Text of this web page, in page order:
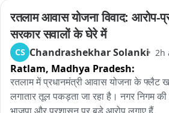
रतलाम आवास योजना विवाद: आरोप-
सरकार सवालों के घेरे में
CS Chandrashekhar Solanki 2h
Ratlam, Madhya Pradesh:
रतलाम में प्रधानमंत्री आवास योजना के फ्लैट
लगातार तूल पकड़ता जा रहा है। नगर निगम की
भाजपा और प्रशासन पर बड़े आरोप लगाए हैं。